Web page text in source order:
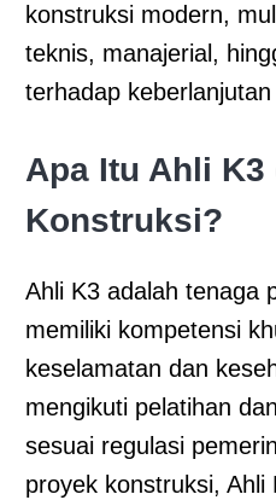
konstruksi modern,
teknis, manajerial,
terhadap keberlanjutan
Apa Itu Ahli
Konstruksi?
Ahli K3 adalah tenaga
memiliki kompetensi
keselamatan dan
mengikuti pelatihan
sesuai regulasi
proyek konstruksi,